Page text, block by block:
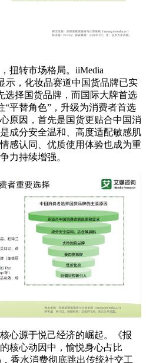
转市场格局。iiMedia
示，化妆品赛道中国货品牌已实
选择国货品牌，而国际大牌首选
“平替角色”，升级为消费者首选
原因，首先是国货更贴合中国消
成分安全温和、高度适配敏感肌
感认同、优质使用体验也成为重
力持续增强。
源于悦己经济的崛起。《报
核心动因中，愉悦身心占比
香水消费彻底跳出传统社交工